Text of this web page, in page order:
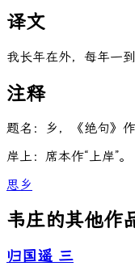
译文
我长年在外，每年一
注释
题名：乡，《绝句》作
岸上：席本作“上岸”。
思乡
韦庄的其他作
归国遥 三